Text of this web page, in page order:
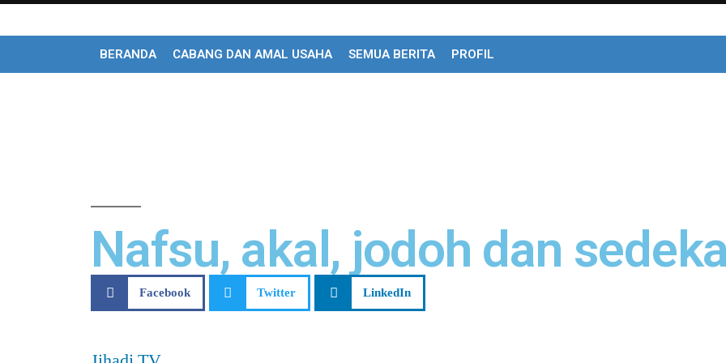
BERANDA CABANG DAN AMAL USAHA SEMUA BERITA PROFIL
Nafsu, akal, jodoh dan
Facebook Twitter LinkedIn